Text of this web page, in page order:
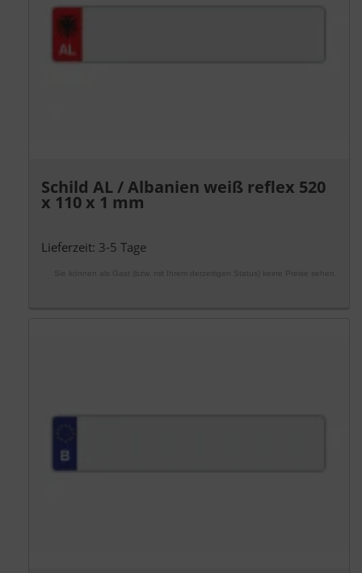
Schild AL / Albanien weiß reflex 520
x 110 x 1 mm
Lieferzeit: 3-5 Tage
Sie können als Gast (bzw. mit Ihrem derzeitigen Status) keine Preise sehen.